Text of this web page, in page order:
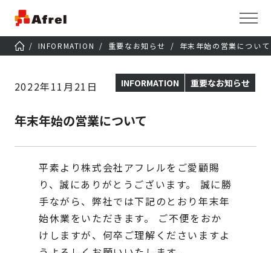
INFORMATION 重要なお知らせ 年末年始の営業について
2022年11月21日 INFORMATION 重要なお知らせ
年末年始の営業について
平素より株式会社アフレルをご愛顧賜
り、誠にありがとうございます。
誠に勝
手ながら、弊社では下記のとおり年末年
始休業をいただきます。
ご不便をおか
けしますが、何卒ご理解くださいますよ